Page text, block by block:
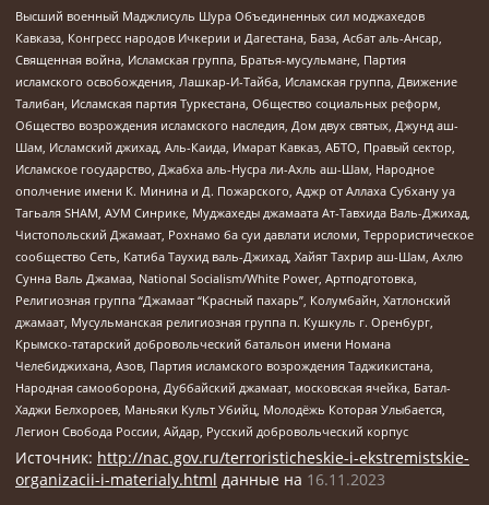
Высший военный Маджлисуль Шура Объединенных сил моджахедов
Кавказа, Конгресс народов Ичкерии и Дагестана, База, Асбат аль-Ансар,
Священная война, Исламская группа, Братья-мусульмане, Партия
исламского освобождения, Лашкар-И-Тайба, Исламская группа, Движение
Талибан, Исламская партия Туркестана, Общество социальных реформ,
Общество возрождения исламского наследия, Дом двух святых, Джунд аш-
Шам, Исламский джихад, Аль-Каида, Имарат Кавказ, АБТО, Правый сектор,
Исламское государство, Джабха аль-Нусра ли-Ахль аш-Шам, Народное
ополчение имени К. Минина и Д. Пожарского, Аджр от Аллаха Субхану уа
Тагьаля SHAM, АУМ Синрике, Муджахеды джамаата Ат-Тавхида Валь-Джихад,
Чистопольский Джамаат, Рохнамо ба суи давлати исломи, Террористическое
сообщество Сеть, Катиба Таухид валь-Джихад, Хайят Тахрир аш-Шам, Ахлю
Сунна Валь Джамаа, National Socialism/White Power, Артподготовка,
Религиозная группа “Джамаат “Красный пахарь”, Колумбайн, Хатлонский
джамаат, Мусульманская религиозная группа п. Кушкуль г. Оренбург,
Крымско-татарский добровольческий батальон имени Номана
Челебиджихана, Азов, Партия исламского возрождения Таджикистана,
Народная самооборона, Дуббайский джамаат, московская ячейка, Батал-
Хаджи Белхороев, Маньяки Культ Убийц, Молодёжь Которая Улыбается,
Легион Свобода России, Айдар, Русский добровольческий корпус
Источник: http://nac.gov.ru/terroristicheskie-i-ekstremistskie-
organizacii-i-materialy.html данные на 16.11.2023